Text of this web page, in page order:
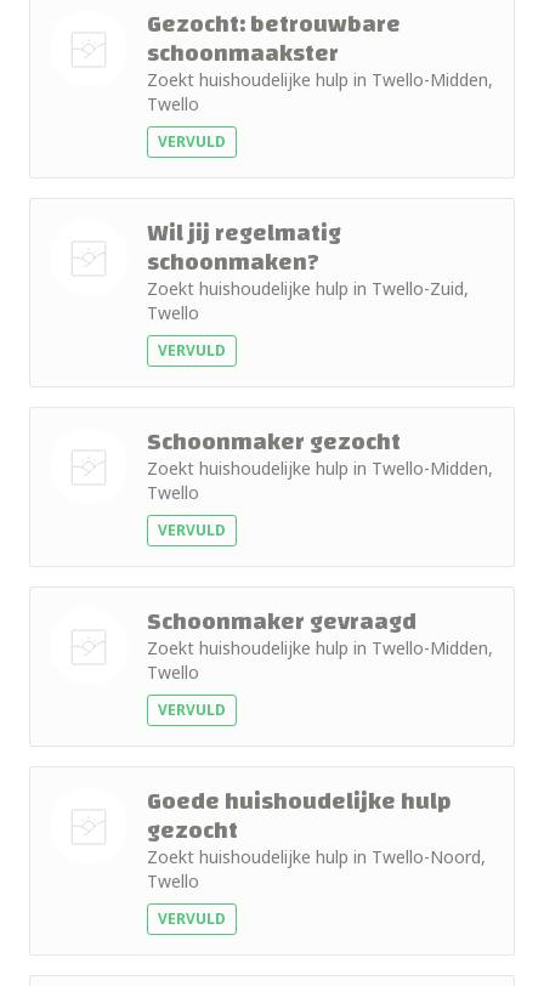
+ 25km
Gezocht: betrouwbare
schoonmaakster
Zoekt huishoudelijke hulp in Twello-Midden,
Twello
VERVULD
Wil jij regelmatig
schoonmaken?
Zoekt huishoudelijke hulp in Twello-Zuid,
Twello
VERVULD
Schoonmaker gezocht
Zoekt huishoudelijke hulp in Twello-Midden,
Twello
VERVULD
Schoonmaker gevraagd
Zoekt huishoudelijke hulp in Twello-Midden,
Twello
VERVULD
Goede huishoudelijke hulp
gezocht
Zoekt huishoudelijke hulp in Twello-Noord,
Twello
VERVULD